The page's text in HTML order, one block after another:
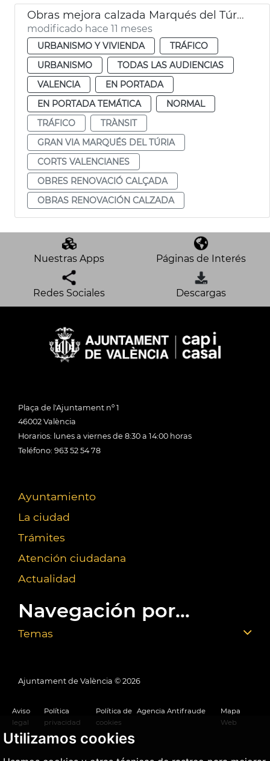
Utilizamos cookies
Obras mejora calzada Marqués del Túria Corts Valencianes
modificado hace 11 meses
URBANISMO Y VIVIENDA
TRÁFICO
URBANISMO
TODAS LAS AUDIENCIAS
VALENCIA
EN PORTADA
EN PORTADA TEMÁTICA
NORMAL
TRÁFICO
TRÀNSIT
GRAN VIA MARQUÉS DEL TÚRIA
CORTS VALENCIANES
OBRES RENOVACIÓ CALÇADA
OBRAS RENOVACIÓN CALZADA
Nuestras Apps Páginas de Interés
Redes Sociales Descargas
Plaça de l'Ajuntament nº 1
46002 València
Horarios: lunes a viernes de 8:30 a 14:00 horas
Teléfono: 963 52 54 78
Ayuntamiento
La ciudad
Trámites
Atención ciudadana
Actualidad
Navegación por...
Temas
Ajuntament de València © 2026
Aviso
legal
Política
privacidad
Política de
cookies
Agencia Antifraude
Mapa
Web